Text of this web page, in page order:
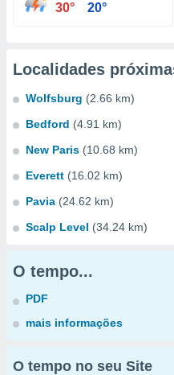
30° 20°
Localidades
Wolfsburg (2.66 km)
Bedford (4.91 km)
New Paris (10.68 km)
Everett (16.02 km)
Pavia (24.62 km)
Scalp Level (34.24 km)
O tempo...
PDF
mais informações
O tempo no seu Site